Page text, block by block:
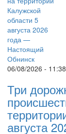
06/08/2026 - 11:38
Три
августа